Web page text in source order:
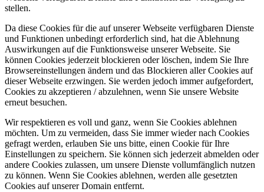
stellen.
Da diese Cookies für die auf unserer Webseite verfügbaren Dienste
und Funktionen unbedingt erforderlich sind, hat die Ablehnung
Auswirkungen auf die Funktionsweise unserer Webseite. Sie
können Cookies jederzeit blockieren oder löschen, indem Sie Ihre
Browsereinstellungen ändern und das Blockieren aller Cookies auf
dieser Webseite erzwingen. Sie werden jedoch immer aufgefordert,
Cookies zu akzeptieren / abzulehnen, wenn Sie unsere Website
erneut besuchen.
Wir respektieren es voll und ganz, wenn Sie Cookies ablehnen
möchten. Um zu vermeiden, dass Sie immer wieder nach Cookies
gefragt werden, erlauben Sie uns bitte, einen Cookie für Ihre
Einstellungen zu speichern. Sie können sich jederzeit abmelden oder
andere Cookies zulassen, um unsere Dienste vollumfänglich nutzen
zu können. Wenn Sie Cookies ablehnen, werden alle gesetzten
Cookies auf unserer Domain entfernt.